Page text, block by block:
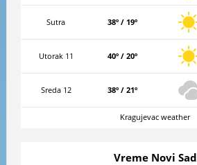
Sutra 38º / 19º
Utorak 11 40º / 20º
Sreda 12 38º / 21º
Kragujevac weather
Vreme Novi Sad